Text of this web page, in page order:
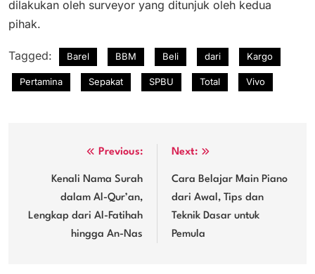
dilakukan oleh surveyor yang ditunjuk oleh kedua
pihak.
Tagged: Barel BBM Beli dari Kargo
Pertamina Sepakat SPBU Total Vivo
Previous:
Kenali Nama Surah
dalam Al-Qur’an,
Lengkap dari Al-Fatihah
hingga An-Nas
Next:
Cara Belajar Main Piano
dari Awal, Tips dan
Teknik Dasar untuk
Pemula